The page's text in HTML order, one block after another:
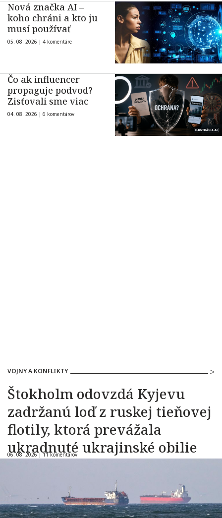
Nová značka AI –
koho chráni a kto ju
musí používať
05. 08. 2026 | 4 komentáre
Čo ak influencer
propaguje podvod?
Zisťovali sme viac
04. 08. 2026 | 6 komentárov
VOJNY A KONFLIKTY
Štokholm odovzdá Kyjevu
zadržanú loď z ruskej tieňovej
flotily, ktorá prevážala
ukradnuté ukrajinské obilie
06. 08. 2026 |11 komentárov